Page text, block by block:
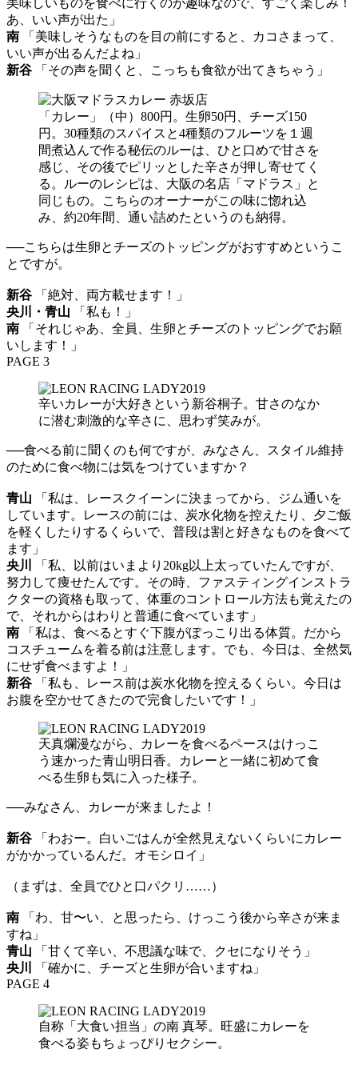
美味しいものを食べに行くのが趣味なので、すごく楽しみ！
あ、いい声が出た」
南 「美味しそうなものを目の前にすると、カコさまって、
いい声が出るんだよね」
新谷 「その声を聞くと、こっちも食欲が出てきちゃう」
「カレー」（中）800円。生卵50円、チーズ150
円。30種類のスパイスと4種類のフルーツを１週
間煮込んで作る秘伝のルーは、ひと口めで甘さを
感じ、その後でピリッとした辛さが押し寄せてく
る。ルーのレシピは、大阪の名店「マドラス」と
同じもの。こちらのオーナーがこの味に惚れ込
み、約20年間、通い詰めたというのも納得。
──こちらは生卵とチーズのトッピングがおすすめというこ
とですが。
新谷 「絶対、両方載せます！」
央川・青山 「私も！」
南 「それじゃあ、全員、生卵とチーズのトッピングでお願
いします！」
PAGE 3
辛いカレーが大好きという新谷桐子。甘さのなか
に潜む刺激的な辛さに、思わず笑みが。
──食べる前に聞くのも何ですが、みなさん、スタイル維持
のために食べ物には気をつけていますか？
青山 「私は、レースクイーンに決まってから、ジム通いを
しています。レースの前には、炭水化物を控えたり、夕ご飯
を軽くしたりするくらいで、普段は割と好きなものを食べて
ます」
央川
「私、以前はいまより20kg以上太っていたんですが、
努力して痩せたんです。その時、ファスティングインストラ
クターの資格も取って、体重のコントロール方法も覚えたの
で、それからはわりと普通に食べています」
南 「私は、食べるとすぐ下腹がぽっこり出る体質。だから
コスチュームを着る前は注意します。でも、今日は、全然気
にせず食べますよ！」
新谷 「私も、レース前は炭水化物を控えるくらい。今日は
お腹を空かせてきたので完食したいです！」
天真爛漫ながら、カレーを食べるペースはけっこ
う速かった青山明日香。カレーと一緒に初めて食
べる生卵も気に入った様子。
──みなさん、カレーが来ましたよ！
新谷 「わおー。白いごはんが全然見えないくらいにカレー
がかかっているんだ。オモシロイ」
（まずは、全員でひと口パクリ……）
南 「わ、甘〜い、と思ったら、けっこう後から辛さが来ま
すね」
青山 「甘くて辛い、不思議な味で、クセになりそう」
央川
「確かに、チーズと生卵が合いますね」
PAGE 4
自称「大食い担当」の南 真琴。旺盛にカレーを
食べる姿もちょっぴりセクシー。